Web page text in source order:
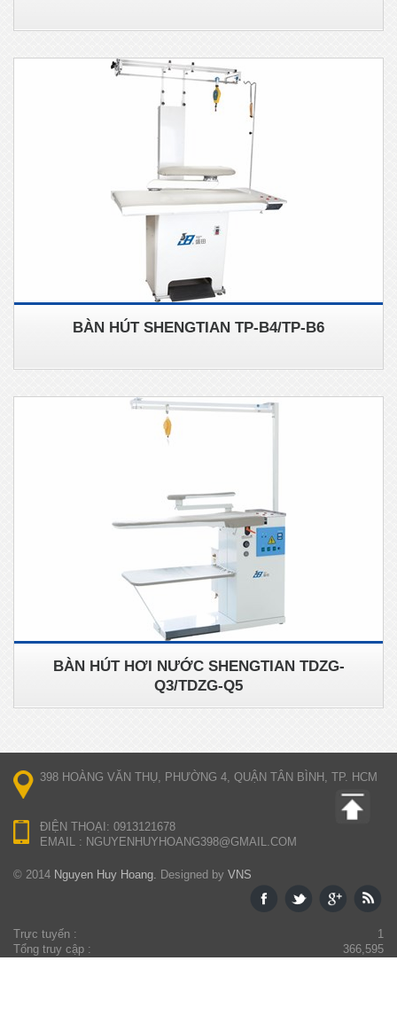
BÀN HÚT SHENGTIAN TP-B4/TP-B6
BÀN HÚT HƠI NƯỚC SHENGTIAN TDZG-
Q3/TDZG-Q5
398 HOÀNG VĂN THỤ, PHƯỜNG 4, QUẬN TÂN BÌNH, TP. HCM
ĐIỆN THOẠI: 0913121678
EMAIL : NGUYENHUYHOANG398@GMAIL.COM
© 2014 Nguyen Huy Hoang. Designed by VNS
Trực tuyến :
1
Tổng truy cập :
366,595